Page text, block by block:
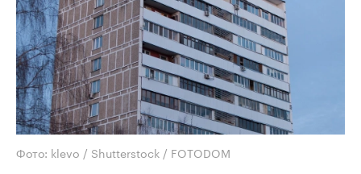
Фото: klevo / Shutterstock / FOTODOM